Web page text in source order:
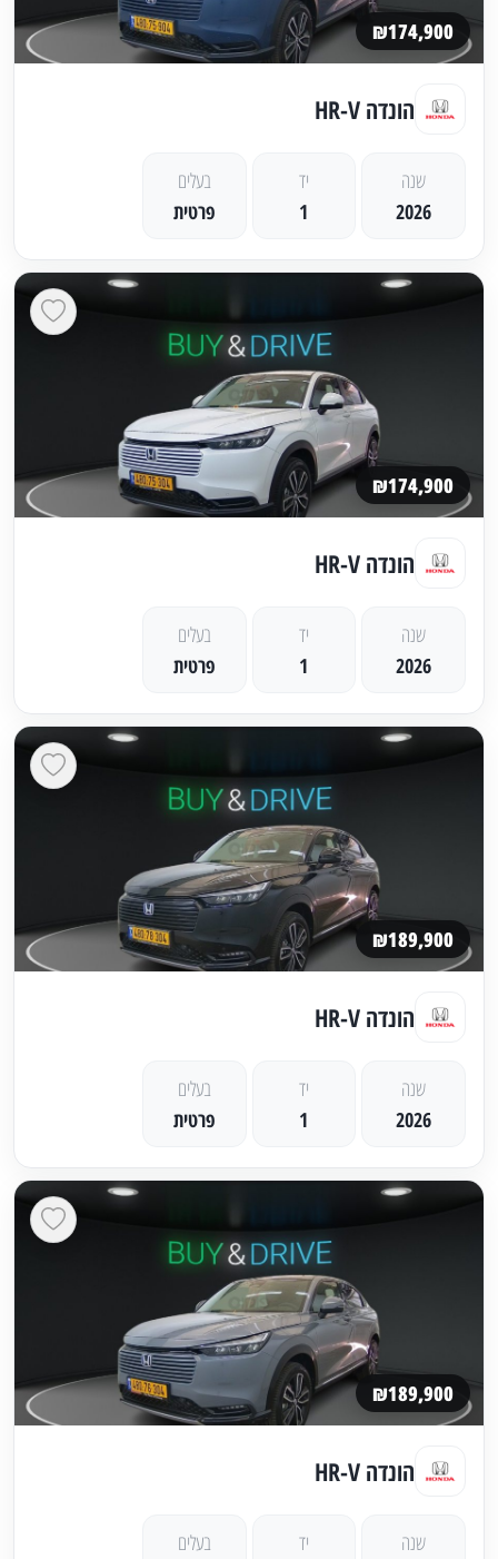
₪174,900
הונדה HR-V
שנה
2026
יד
1
בעלים
פרטית
₪174,900
הונדה HR-V
שנה
2026
יד
1
בעלים
פרטית
₪189,900
הונדה HR-V
שנה
2026
יד
1
בעלים
פרטית
₪189,900
הונדה HR-V
שנה
יד
בעלים